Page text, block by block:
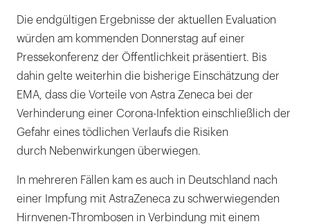
Die endgültigen Ergebnisse der aktuellen Evaluation
würden am kommenden Donnerstag auf einer
Pressekonferenz der Öffentlichkeit präsentiert. Bis
dahin gelte weiterhin die bisherige Einschätzung der
EMA, dass die Vorteile von Astra Zeneca bei der
Verhinderung einer Corona-Infektion einschließlich der
Gefahr eines tödlichen Verlaufs die Risiken
durch Nebenwirkungen überwiegen.
In mehreren Fällen kam es auch in Deutschland nach
einer Impfung mit AstraZeneca zu schwerwiegenden
Hirnvenen-Thrombosen in Verbindung mit einem